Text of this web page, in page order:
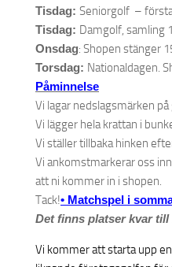
Tisdag: Seniorgolf –
Tisdag: Damgolf, samling
Onsdag: Shopen stänger
Torsdag: Nationaldagen.
Påminnelse
Vi lagar nedslagsmärken
Vi lägger hela krattan i
Vi ställer tillbaka hinken
Vi ankomstmarkerar oss
att ni kommer in i shopen.
Tack!• Matchspel i
Det finns platser kvar till
Vi kommer att starta upp